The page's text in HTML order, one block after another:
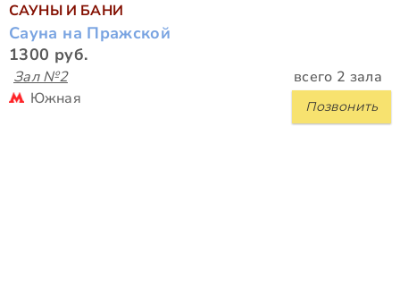
САУНЫ И БАНИ
Сауна на Пражской
1300 руб.
Зал №2 всего 2 зала
Позвонить
Южная